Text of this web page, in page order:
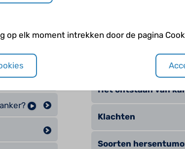
Hersentumoren; de
Het ontstaan van
Het ontstaan van
Klachten
Soorten
op elk moment intrekken door de pagina